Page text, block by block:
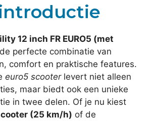
12 inch FR EURO5 (met
perfecte combinatie van
comfort en praktische features.
euro5 scooterlevert niet alleen
maar biedt ook een unieke
in twee delen. Of je nu kiest
(25 km/h) of de